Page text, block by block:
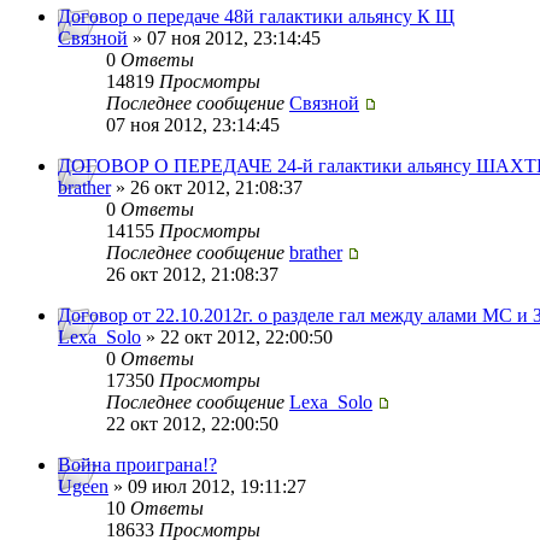
Договор о передаче 48й галактики альянсу К Щ
Связной » 07 ноя 2012, 23:14:45
0 Ответы
14819 Просмотры
Последнее сообщение Связной
07 ноя 2012, 23:14:45
ДОГОВОР О ПЕРЕДАЧЕ 24-й галактики альянсу
brather» 26 окт 2012, 21:08:37
0 Ответы
14155 Просмотры
Последнее сообщение brather
26 окт 2012, 21:08:37
Договор от 22.10.2012г. о разделе гал между алами МС и
Lexa_Solo » 22 окт 2012, 22:00:50
0 Ответы
17350 Просмотры
Последнее сообщение Lexa_Solo
22 окт 2012, 22:00:50
Война проиграна!?
Ugeen » 09 июл 2012, 19:11:27
10 Ответы
18633 Просмотры